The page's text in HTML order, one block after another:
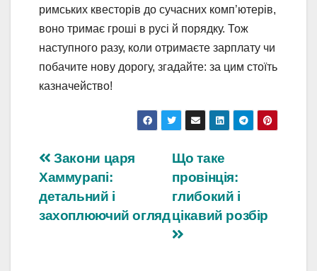
римських квесторів до сучасних комп’ютерів,
воно тримає гроші в русі й порядку. Тож
наступного разу, коли отримаєте зарплату чи
побачите нову дорогу, згадайте: за цим стоїть
казначейство!
Навігація
записів
Що таке
провінція:
глибокий і
цікавий розбір
Закони царя
Хаммурапі:
детальний і
захоплюючий огляд